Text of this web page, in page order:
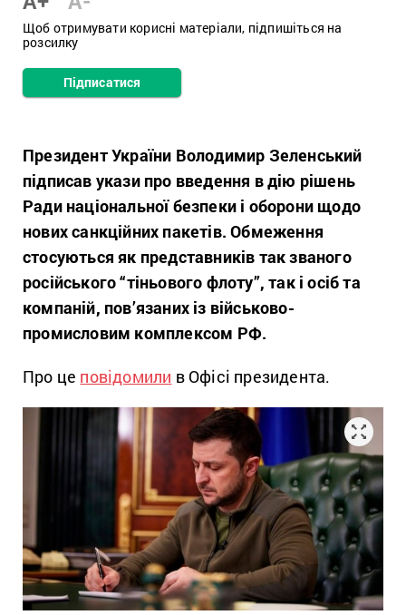
Щоб отримувати корисні матеріали, підпишіться на
розсилку
Підписатися
Президент України Володимир Зеленський
підписав укази про введення в дію рішень
Ради національної безпеки і оборони щодо
нових санкційних пакетів. Обмеження
стосуються як представників так званого
російського “тіньового флоту”, так і осіб та
компаній, пов’язаних із військово-
промисловим комплексом РФ.
Про це повідомили в Офісі президента.